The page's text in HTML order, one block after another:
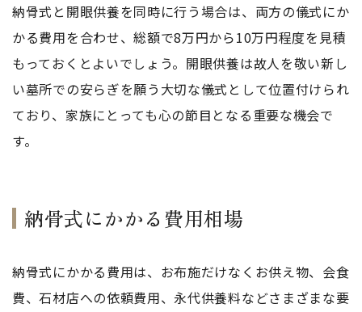
納骨式と開眼供養を同時に行う場合は、両方の儀式にか
かる費用を合わせ、総額で8万円から10万円程度を見積
もっておくとよいでしょう。開眼供養は故人を敬い新し
い墓所での安らぎを願う大切な儀式として位置付けられ
ており、家族にとっても心の節目となる重要な機会で
す。
納骨式にかかる費用相場
納骨式にかかる費用は、お布施だけなくお供え物、会食
費、石材店への依頼費用、永代供養料などさまざまな要